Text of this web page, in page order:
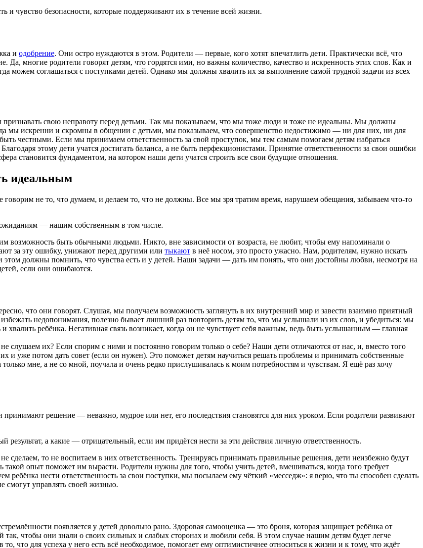
и чувство безопасности, которые поддерживают их в течение всей жизни.
и одобрение. Они остро нуждаются в этом. Родители — первые, кого хотят впечатлить дети. Практически всё, что
многие родители говорят детям, что гордятся ими, но важны количество, качество и искренность этих слов. Как и
можем соглашаться с поступками детей. Однако мы должны хвалить их за выполнение самой трудной задачи из всех
свою неправоту перед детьми. Так мы показываем, что мы тоже люди и тоже не идеальны. Мы должны
мы искренни и скромны в общении с детьми, мы показываем, что совершенство недостижимо — ни для них, ни для
честными. Если мы принимаем ответственность за свой проступок, мы тем самым помогаем детям набраться
этому дети учатся достигать баланса, а не быть перфекционистами. Принятие ответственности за свои ошибки
становится фундаментом, на котором наши дети учатся строить все свои будущие отношения.
идеальным
говорим не то, что думаем, и делаем то, что не должны. Все мы зря тратим время, нарушаем обещания, забываем что‑то
ожиданиям — нашим собственным в том числе.
возможность быть обычными людьми. Никто, вне зависимости от возраста, не любит, чтобы ему напоминали о
за эту ошибку, унижают перед другими или тыкают в неё носом, это просто ужасно. Нам, родителям, нужно искать
должны помнить, что чувства есть и у детей. Наши задачи — дать им понять, что они достойны любви, несмотря на
если они ошибаются.
что они говорят. Слушая, мы получаем возможность заглянуть в их внутренний мир и завести взаимно приятный
недопонимания, полезно бывает лишний раз повторить детям то, что мы услышали из их слов, и убедиться: мы
ребёнка. Негативная связь возникает, когда он не чувствует себя важным, ведь быть услышанным — главная
слушаем их? Если спорим с ними и постоянно говорим только о себе? Наши дети отличаются от нас, и, вместо того
и уже потом дать совет (если он нужен). Это поможет детям научиться решать проблемы и принимать собственные
только мне, а не со мной, поучала и очень редко прислушивалась к моим потребностям и чувствам. Я ещё раз хочу
решение — неважно, мудрое или нет, его последствия становятся для них уроком. Если родители развивают
а какие — отрицательный, если им придётся нести за эти действия личную ответственность.
то не воспитаем в них ответственность. Тренируясь принимать правильные решения, дети неизбежно будут
опыт поможет им вырасти. Родители нужны для того, чтобы учить детей, вмешиваться, когда того требует
ребёнка нести ответственность за свои поступки, мы посылаем ему чёткий «месседж»: я верю, что ты способен сделать
смогут управлять своей жизнью.
появляется у детей довольно рано. Здоровая самооценка — это броня, которая защищает ребёнка от
чтобы они знали о своих сильных и слабых сторонах и любили себя. В этом случае нашим детям будет легче
то, что для успеха у него есть всё необходимое, помогает ему оптимистичнее относиться к жизни и к тому, что ждёт